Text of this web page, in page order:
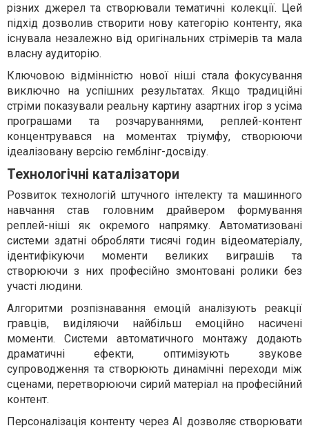
різних джерел та створювали тематичні колекції. Цей
підхід дозволив створити нову категорію контенту, яка
існувала незалежно від оригінальних стрімерів та мала
власну аудиторію.
Ключовою відмінністю нової ніші стала фокусування
виключно на успішних результатах. Якщо традиційні
стріми показували реальну картину азартних ігор з усіма
програшами та розчаруваннями, реплей-контент
концентрувався на моментах тріумфу, створюючи
ідеалізовану версію гемблінг-досвіду.
Технологічні каталізатори
Розвиток технологій штучного інтелекту та машинного
навчання став головним драйвером формування
реплей-ніші як окремого напрямку. Автоматизовані
системи здатні обробляти тисячі годин відеоматеріалу,
ідентифікуючи моменти великих виграшів та
створюючи з них професійно змонтовані ролики без
участі людини.
Алгоритми розпізнавання емоцій аналізують реакції
гравців, виділяючи найбільш емоційно насичені
моменти. Системи автоматичного монтажу додають
драматичні ефекти, оптимізують звукове
супроводження та створюють динамічні переходи між
сценами, перетворюючи сирий матеріал на професійний
контент.
Персоналізація контенту через AI дозволяє створювати